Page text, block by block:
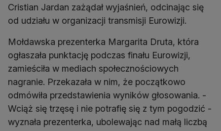
Cristian Jardan zażądał wyjaśnień, odcinając się
od udziału w organizacji transmisji Eurowizji.
Mołdawska prezenterka Margarita Druta, która
ogłaszała punktację podczas finału Eurowizji,
zamieściła w mediach społecznościowych
nagranie. Przekazała w nim, że początkowo
odmówiła przedstawienia wyników głosowania. -
Wciąż się trzęsę i nie potrafię się z tym pogodzić -
wyznała prezenterka, ubolewając nad małą liczbą